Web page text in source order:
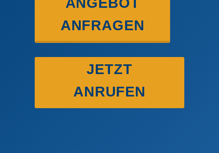
ANFRAGEN
JETZT
ANRUFEN